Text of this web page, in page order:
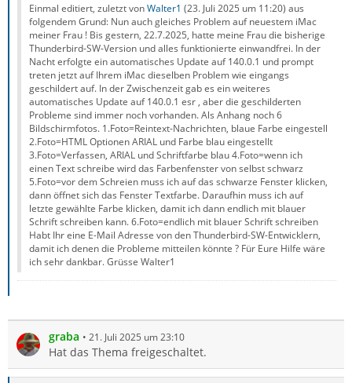
Einmal editiert, zuletzt vonWalter1 (23. Juli 2025 um 11:20) aus
folgendem Grund: Nun auch gleiches Problem auf neuestem iMac
meiner Frau ! Bis gestern, 22.7.2025, hatte meine Frau die bisherige
Thunderbird-SW-Version und alles funktionierte einwandfrei. In der
Nacht erfolgte ein automatisches Update auf 140.0.1 und prompt
treten jetzt auf Ihrem iMac dieselben Problem wie eingangs
geschildert auf. In der Zwischenzeit gab es ein weiteres
automatisches Update auf 140.0.1 esr , aber die geschilderten
Probleme sind immer noch vorhanden. Als Anhang noch 6
Bildschirmfotos. 1.Foto=Reintext-Nachrichten, blaue Farbe eingestell
2.Foto=HTML Optionen ARIAL und Farbe blau eingestellt
3.Foto=Verfassen, ARIAL und Schriftfarbe blau 4.Foto=wenn ich
einen Text schreibe wird das Farbenfenster von selbst schwarz
5.Foto=vor dem Schreien muss ich auf das schwarze Fenster klicken,
dann öffnet sich das Fenster Textfarbe. Daraufhin muss ich auf
letzte gewählte Farbe klicken, damit ich dann endlich mit blauer
Schrift schreiben kann. 6.Foto=endlich mit blauer Schrift schreiben
Habt Ihr eine E-Mail Adresse von den Thunderbird-SW-Entwicklern,
damit ich denen die Probleme mitteilen könnte ? Für Eure Hilfe wäre
ich sehr dankbar. Grüsse Walter1
graba 21. Juli 2025 um 23:10
Hat das Thema freigeschaltet.